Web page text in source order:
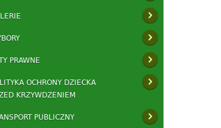
PRAWNE
OCHRONY DZIECKA
KRZYWDZENIEM
PUBLICZNY